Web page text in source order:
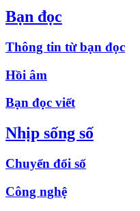
Bạn đọc
Thông tin từ bạn đọc
Hồi âm
Bạn đọc viết
Nhịp sống số
Chuyển đổi số
Công nghệ